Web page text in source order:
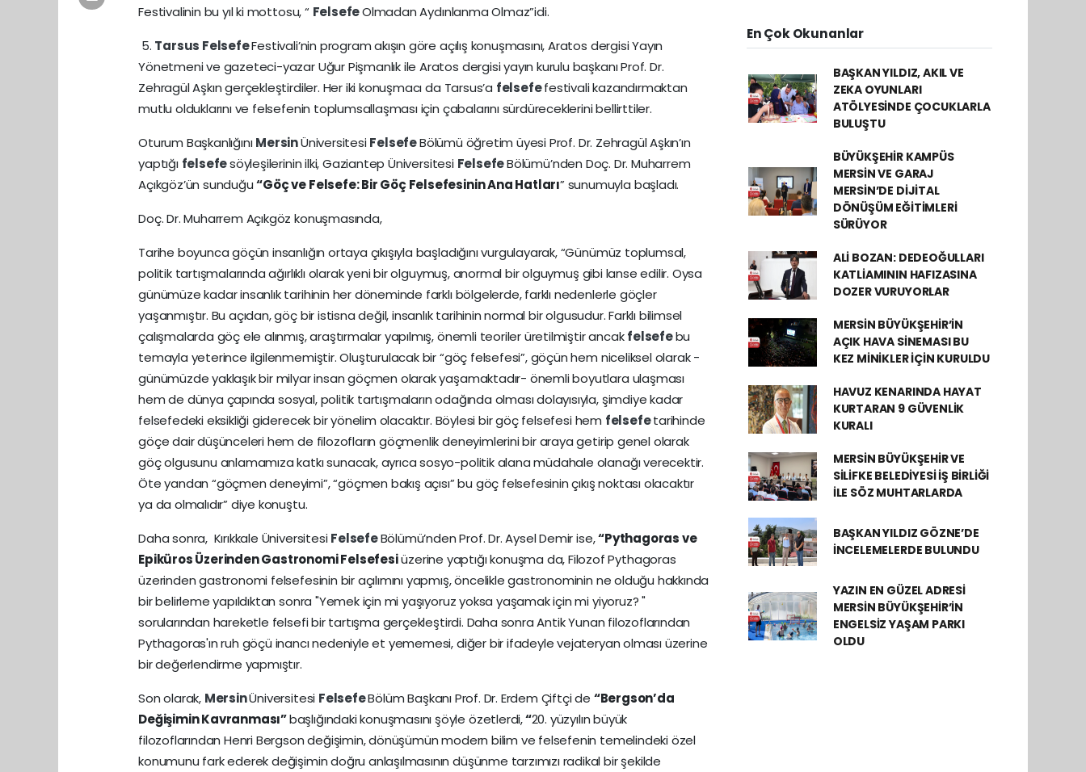
Festivalinin bu yıl ki mottosu, “ FelsefeOlmadan Aydınlanma Olmaz”idi.
5. Tarsus FelsefeFestivali’nin program akışın göre açılış konuşmasını, Aratos dergisi Yayın
Yönetmeni ve gazeteci-yazar Uğur Pişmanlık ile Aratos dergisi yayın kurulu başkanı Prof. Dr.
Zehragül Aşkın gerçekleştirdiler. Her iki konuşmacı da Tarsus’a felsefefestivali kazandırmaktan
mutlu olduklarını ve felsefenin toplumsallaşması için çabalarını sürdüreceklerini bellirttiler.
Oturum BaşkanlığınıMersinÜniversitesiFelsefeBölümü öğretim üyesi Prof. Dr. Zehragül Aşkın’ın
yaptığı felsefesöyleşilerinin ilki, Gaziantep Üniversitesi FelsefeBölümü’nden Doç. Dr. Muharrem
Açıkgöz’ün sunduğu“Göç ve Felsefe: Bir Göç Felsefesinin Ana Hatları” sunumuyla başladı.
Doç. Dr. Muharrem Açıkgöz konuşmasında,
Tarihe boyunca göçün insanlığın ortaya çıkışıyla başladığını vurgulayarak, “Günümüz toplumsal,
politik tartışmalarında ağırlıklı olarak yeni bir olguymuş, anormal bir olguymuş gibi lanse edilir. Oysa
günümüze kadar insanlık tarihinin her döneminde farklı bölgelerde, farklı nedenlerle göçler
yaşanmıştır. Bu açıdan, göç bir istisna değil, insanlık tarihinin normal bir olgusudur. Farklı bilimsel
çalışmalarda göç ele alınmış, araştırmalar yapılmış, önemli teoriler üretilmiştir ancakfelsefebu
temayla yeterince ilgilenmemiştir. Oluşturulacak bir “göç felsefesi”, göçün hem niceliksel olarak -
günümüzde yaklaşık bir milyar insan göçmen olarak yaşamaktadır- önemli boyutlara ulaşması
hem de dünya çapında sosyal, politik tartışmaların odağında olması dolayısıyla, şimdiye kadar
felsefedeki eksikliği giderecek bir yönelim olacaktır. Böylesi bir göç felsefesi hem felsefetarihinde
göçe dair düşünceleri hem de filozofların göçmenlik deneyimlerini bir araya getirip genel olarak
göç olgusunu anlamamıza katkı sunacak, ayrıca sosyo-politik alana müdahale olanağı verecektir.
Öte yandan “göçmen deneyimi”, “göçmen bakış açısı” bu göç felsefesinin çıkış noktası olacaktır
ya da olmalıdır” diye konuştu.
Daha sonra, Kırıkkale ÜniversitesiFelsefeBölümü’nden Prof. Dr. Aysel Demir ise,“Pythagoras ve
Epiküros Üzerinden Gastronomi Felsefesiüzerine yaptığı konuşma da, Filozof Pythagoras
üzerinden gastronomi felsefesinin bir açılımını yapmış, öncelikle gastronominin ne olduğu hakkında
bir belirleme yapıldıktan sonra "Yemek için mi yaşıyoruz yoksa yaşamak için mi yiyoruz? "
sorularından hareketle felsefi bir tartışma gerçekleştirdi. Daha sonra Antik Yunan filozoflarından
Pythagoras'ın ruh göçü inancı nedeniyle et yememesi, diğer bir ifadeyle vejateryan olması üzerine
bir değerlendirme yapmıştır.
Son olarak, MersinÜniversitesi FelsefeBölüm Başkanı Prof. Dr. Erdem Çiftçi de “Bergson’da
Değişimin Kavranması”başlığındaki konuşmasını şöyle özetlerdi,“20. yüzyılın büyük
filozoflarından Henri Bergson değişimin, dönüşümün modern bilim ve felsefenin temelindeki özel
konumunu fark ederek değişimin doğru anlaşılmasının düşünme tarzımızı radikal bir şekilde
En Çok Okunanlar
BAŞKAN YILDIZ, AKIL VE
ZEKA OYUNLARI
ATÖLYESİNDE ÇOCUKLARLA
BULUŞTU
BÜYÜKŞEHİR KAMPÜS
MERSİN VE GARAJ
MERSİN’DE DİJİTAL
DÖNÜŞÜM EĞİTİMLERİ
SÜRÜYOR
ALİ BOZAN: DEDEOĞULLARI
KATLİAMININ HAFIZASINA
DOZER VURUYORLAR
MERSİN BÜYÜKŞEHİR’İN
AÇIK HAVA SİNEMASI BU
KEZ MİNİKLER İÇİN KURULDU
HAVUZ KENARINDA HAYAT
KURTARAN 9 GÜVENLİK
KURALI
MERSİN BÜYÜKŞEHİR VE
SİLİFKE BELEDİYESİ İŞ BİRLİĞİ
İLE SÖZ MUHTARLARDA
BAŞKAN YILDIZ GÖZNE’DE
İNCELEMELERDE BULUNDU
YAZIN EN GÜZEL ADRESİ
MERSİN BÜYÜKŞEHİR’İN
ENGELSİZ YAŞAM PARKI
OLDU